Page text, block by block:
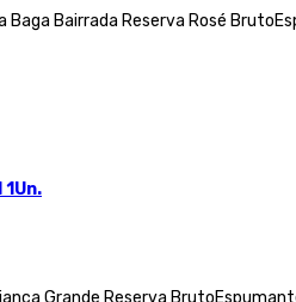
Bairrada Reserva Rosé
Grande Reserva